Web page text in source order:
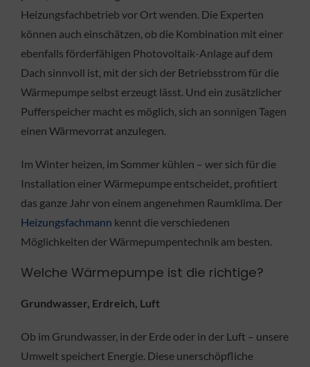
Heizungsfachbetrieb vor Ort wenden. Die Experten
können auch einschätzen, ob die Kombination mit einer
ebenfalls förderfähigen Photovoltaik-Anlage auf dem
Dach sinnvoll ist, mit der sich der Betriebsstrom für die
Wärmepumpe selbst erzeugt lässt. Und ein zusätzlicher
Pufferspeicher macht es möglich, sich an sonnigen Tagen
einen Wärmevorrat anzulegen.
Im Winter heizen, im Sommer kühlen – wer sich für die
Installation einer Wärmepumpe entscheidet, profitiert
das ganze Jahr von einem angenehmen Raumklima. Der
Heizungsfachmann kennt die verschiedenen
Möglichkeiten der Wärmepumpentechnik am besten.
Welche Wärmepumpe ist die richtige?
Grundwasser, Erdreich, Luft
Ob im Grundwasser, in der Erde oder in der Luft – unsere
Umwelt speichert Energie. Diese unerschöpfliche